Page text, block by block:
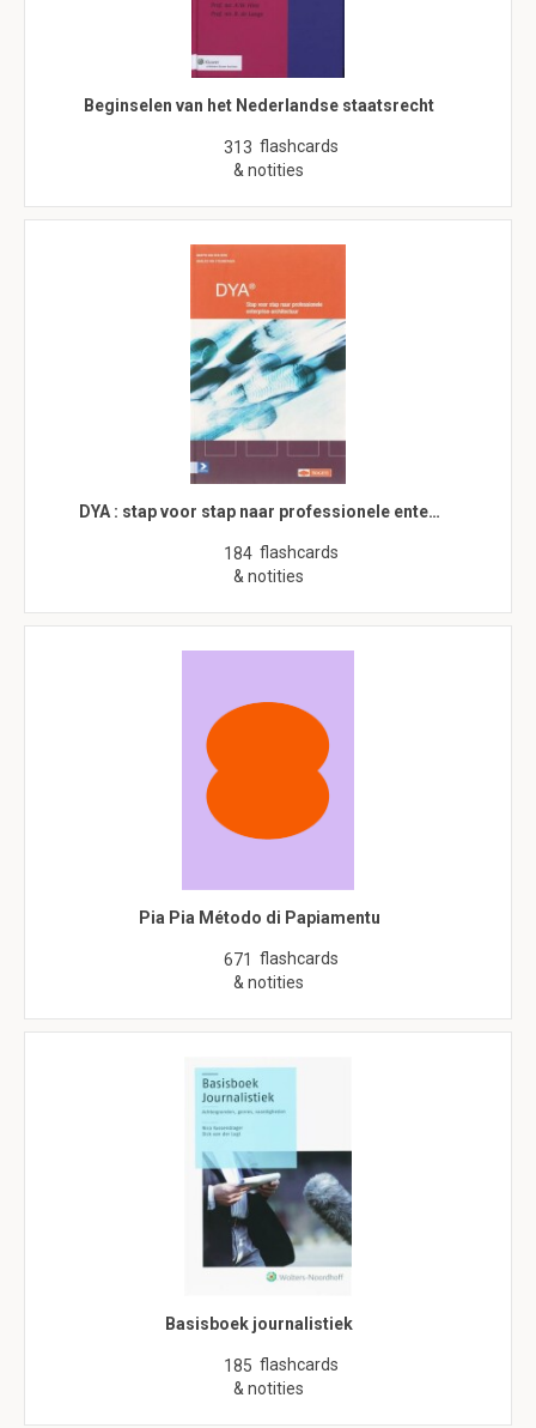
Beginselen van het Nederlandse staatsrecht
313 flashcards
& notities
DYA : stap voor stap naar professionele ente…
184 flashcards
& notities
Pia Pia Método di Papiamentu
671 flashcards
& notities
Basisboek journalistiek
185 flashcards
& notities